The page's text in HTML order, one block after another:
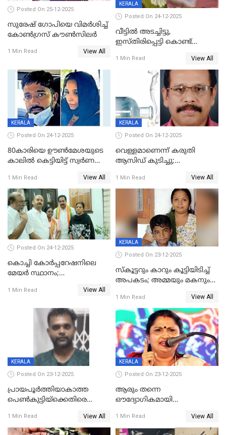
Posted On 25-12-2025
സുരേഷ് ഗോപിയെ വിമര്‍ശിച്ച്
കോണ്‍ഗ്രസ് കൗണ്‍സിലര്‍
1 Min Read View All
KERALA
Posted On 24-12-2025
വീട്ടിൽ അടച്ചിട്ടു,
ഇസ്തിരിപ്പെട്ടി കൊണ്ട്
ഗർഭിണിയായ യുവതിക്ക് ക്രൂര
1 Min Read View All
KERALA
Posted On 24-12-2025
80കാരിയെ ഊൺമേശയുടെ
കാലിൽ കെട്ടിയിട്ട് സ്വർണവും
കൊച്ചുമകനും സുഹൃത്തും
അറസ്റ്റിൽ
1 Min Read View All
KERALA
Posted On 24-12-2025
വെള്ളമാണെന്ന് കരുതി
ആസിഡ് കുടിച്ചു;
മരിച്ചു
1 Min Read View All
Posted On 24-12-2025
കൊച്ചി കോര്‍പ്പറേഷനിലെ
മേയര്‍ സ്ഥാനം;
രൂക്ഷം
1 Min Read View All
KERALA
Posted On 23-12-2025
സ്കൂട്ടറും കാറും കൂട്ടിയിടിച്ച്
അപകടം; അമ്മയും മകനും
ഗുരുതരാവസ്ഥയിൽ
1 Min Read View All
KERALA
Posted On 23-12-2025
പ്രായപൂർത്തിയാകാത്ത
പെൺകുട്ടിയ്ക്കെതിരെ
59 വർഷം തടവും 90,൦൦൦ രൂപ
പിഴയും ശിക്ഷ
1 Min Read View All
KERALA
Posted On 23-12-2025
ആരും തന്നെ
ഔദ്യോഗികമായി
കണ്ടെത്താൻ ഇന്ന് കോർ
കമ്മിറ്റി കൂടിയില്ല';
1 Min Read View All